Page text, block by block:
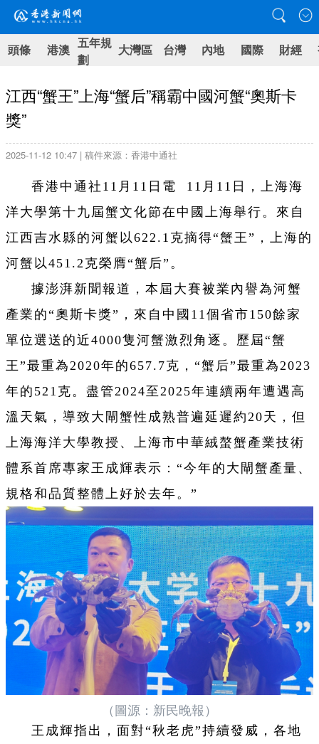
頭條 港澳 五年規
劃
大灣區 台灣 內地 國際 財經
江西“蟹王”上海“蟹后”稱霸中國河蟹“奧斯卡
獎”
2025-11-12 10:47 | 稿件來源：香港中通社
香港中通社11月11日電 11月11日，上海海
洋大學第十九屆蟹文化節在中國上海舉行。來自
江西吉水縣的河蟹以622.1克摘得“蟹王”，上海的
河蟹以451.2克榮膺“蟹后”。
據澎湃新聞報道，本屆大賽被業內譽為河蟹
產業的“奧斯卡獎”，來自中國11個省市150餘家
單位選送的近4000隻河蟹激烈角逐。歷屆“蟹
王”最重為2020年的657.7克，“蟹后”最重為2023
年的521克。盡管2024至2025年連續兩年遭遇高
溫天氣，導致大閘蟹性成熟普遍延遲約20天，但
上海海洋大學教授、上海市中華絨螯蟹產業技術
體系首席專家王成輝表示：“今年的大閘蟹產量、
規格和品質整體上好於去年。”
（圖源：新民晚報）
王成輝指出，面對“秋老虎”持續發威，各地